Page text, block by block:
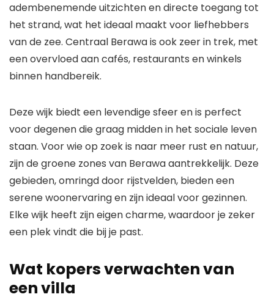
adembenemende uitzichten en directe toegang tot
het strand, wat het ideaal maakt voor liefhebbers
van de zee. Centraal Berawa is ook zeer in trek, met
een overvloed aan cafés, restaurants en winkels
binnen handbereik.
Deze wijk biedt een levendige sfeer en is perfect
voor degenen die graag midden in het sociale leven
staan. Voor wie op zoek is naar meer rust en natuur,
zijn de groene zones van Berawa aantrekkelijk. Deze
gebieden, omringd door rijstvelden, bieden een
serene woonervaring en zijn ideaal voor gezinnen.
Elke wijk heeft zijn eigen charme, waardoor je zeker
een plek vindt die bij je past.
Wat kopers verwachten van
een villa